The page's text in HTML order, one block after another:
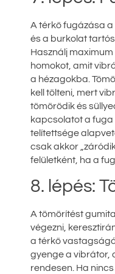
A térkő fugázása a
és a burkolat
Használj
homokot, amit
a hézagokba.
kell tölteni, mert
tömörödik és
kapcsolatot a fuga
telítettsége
csak akkor
felületként, ha a
8. lépés:
A tömörítést
végezni,
a térkő
gyenge a vibrátor,
rendesen. Ha